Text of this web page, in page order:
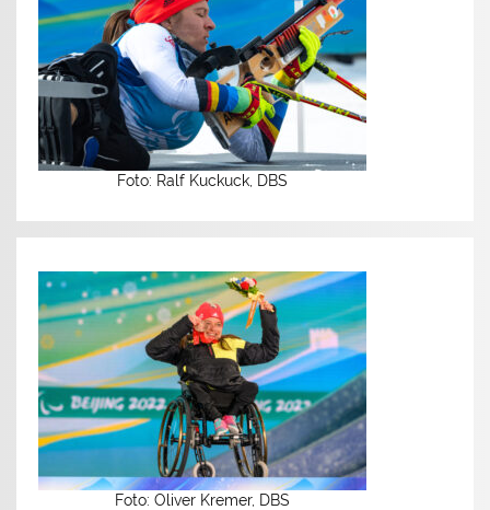
Foto: Ralf Kuckuck, DBS
Foto: Oliver Kremer, DBS